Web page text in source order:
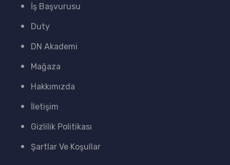
İş Başvurusu
Duty
DN Akademi
Mağaza
Hakkımızda
İletişim
Gizlilik Politikası
Şartlar Ve Koşullar